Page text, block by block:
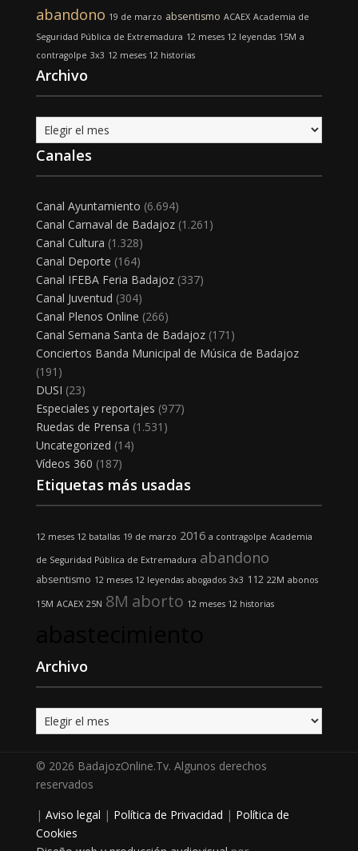
abandono 19 de marzo absentismo ACAEX Academia de
Seguridad Pública de Extremadura 12 meses 12 leyendas 15M a
contragolpe 3x3 12 meses 12 historias
Archivo
Archivo
Canales
Canal Ayuntamiento (6.694)
Canal Carnaval de Badajoz(1.261)
Canal Cultura (1.328)
Canal Deporte (164)
Canal IFEBA Feria Badajoz(337)
Canal Juventud (304)
Canal Plenos Online (266)
Canal Semana Santa de Badajoz(171)
Conciertos Banda Municipal de Música de Badajoz
(191)
DUSI (23)
Especiales y reportajes (977)
Ruedas de Prensa (1.531)
Uncategorized (14)
Vídeos 360 (187)
Etiquetas más usadas
12 meses 12 batallas 19 de marzo 2016 a contragolpe Academia
de Seguridad Pública de Extremadura abandono
absentismo 12 meses 12 leyendas abogados 3x3 112 22M abonos
15M ACAEX 25N 8M aborto 12 meses 12 historias
Archivo
Archivo
© 2026 BadajozOnline.Tv. Algunos derechos
reservados
| Aviso legal | Política de Privacidad | Política de
Cookies